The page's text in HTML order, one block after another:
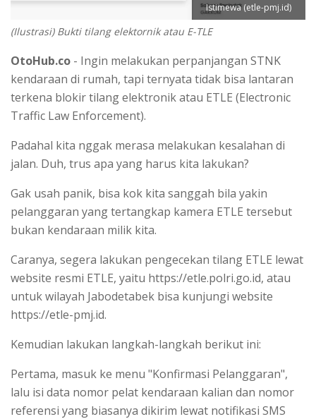
Istimewa (etle-pmj.id)
(Ilustrasi) Bukti tilang elektornik atau E-TLE
OtoHub.co - Ingin melakukan perpanjangan STNK
kendaraan di rumah, tapi ternyata tidak bisa lantaran
terkena blokir tilang elektronik atau ETLE (Electronic
Traffic Law Enforcement).
Padahal kita nggak merasa melakukan kesalahan di
jalan. Duh, trus apa yang harus kita lakukan?
Gak usah panik, bisa kok kita sanggah bila yakin
pelanggaran yang tertangkap kamera ETLE tersebut
bukan kendaraan milik kita.
Caranya, segera lakukan pengecekan tilang ETLE lewat
website resmi ETLE, yaitu https://etle.polri.go.id, atau
untuk wilayah Jabodetabek bisa kunjungi website
https://etle-pmj.id.
Kemudian lakukan langkah-langkah berikut ini:
Pertama, masuk ke menu "Konfirmasi Pelanggaran",
lalu isi data nomor pelat kendaraan kalian dan nomor
referensi yang biasanya dikirim lewat notifikasi SMS